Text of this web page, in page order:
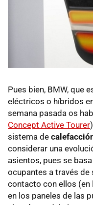
Pues bien, BMW, que
eléctricos o híbridos
semana pasada os
Concept Active Tourer
sistema de
considerar una
asientos, pues se
ocupantes a través de
contacto con ellos (en
en los paneles de las